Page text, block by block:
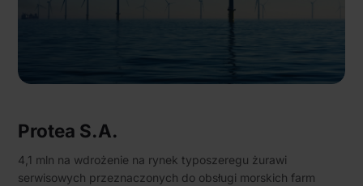
Protea S.A.
4,1 mln na wdrożenie na rynek typoszeregu żurawi
serwisowych przeznaczonych do obsługi morskich farm